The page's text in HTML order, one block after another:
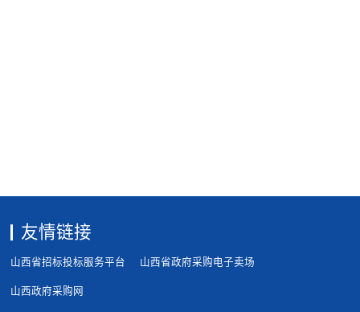
友情链接
山西省招标投标服务平台 山西省政府采购电子卖场
山西政府采购网